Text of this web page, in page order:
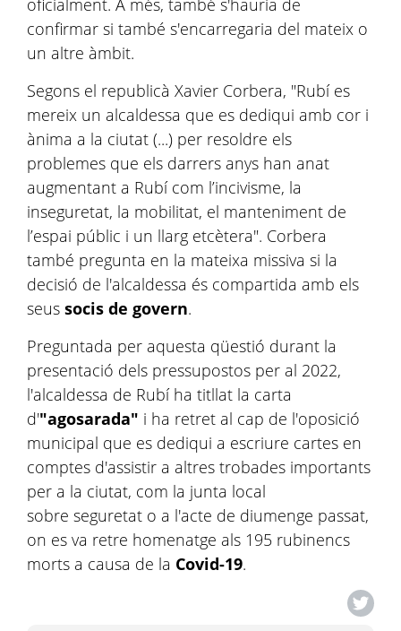
oficialment. A més, també s'hauria de
confirmar si també s'encarregaria del mateix o
un altre àmbit.
Segons el republicà Xavier Corbera, "Rubí es
mereix un alcaldessa que es dediqui amb cor i
ànima a la ciutat (...) per resoldre els
problemes que els darrers anys han anat
augmentant a Rubí com l’incivisme, la
inseguretat, la mobilitat, el manteniment de
l’espai públic i un llarg etcètera". Corbera
també pregunta en la mateixa missiva si la
decisió de l'alcaldessa és compartida amb els
seus socis de govern.
Preguntada per aquesta qüestió durant la
presentació dels pressupostos per al 2022,
l'alcaldessa de Rubí ha titllat la carta
d'"agosarada" i ha retret al cap de l'oposició
municipal que es dediqui a escriure cartes en
comptes d'assistir a altres trobades importants
per a la ciutat, com la junta local
sobre seguretat o a l'acte de diumenge passat,
on es va retre homenatge als 195 rubinencs
morts a causa de la Covid-19.